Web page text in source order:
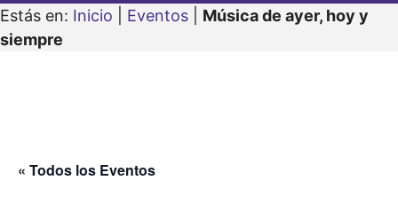
Estás en: Inicio Eventos
Música de ayer, hoy y
siempre
« Todos los Eventos